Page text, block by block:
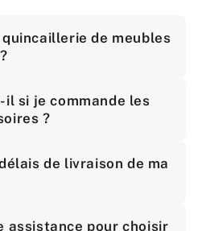
de meubles
il si je commande les
?
de livraison de ma
assistance pour choisir